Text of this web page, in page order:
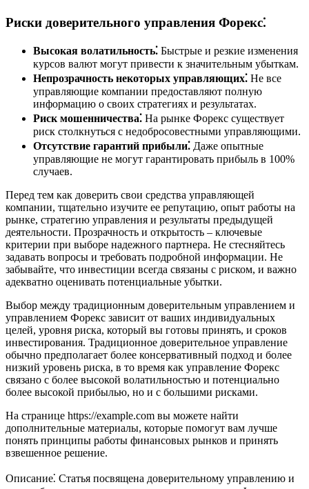
Риски доверительного управления Форекс⁚
Высокая волатильность⁚ Быстрые и резкие изменения
курсов валют могут привести к значительным убыткам.
Непрозрачность некоторых управляющих⁚ Не все
управляющие компании предоставляют полную
информацию о своих стратегиях и результатах.
Риск мошенничества⁚ На рынке Форекс существует
риск столкнуться с недобросовестными управляющими.
Отсутствие гарантий прибыли⁚ Даже опытные
управляющие не могут гарантировать прибыль в 100%
случаев.
Перед тем как доверить свои средства управляющей
компании, тщательно изучите ее репутацию, опыт работы на
рынке, стратегию управления и результаты предыдущей
деятельности. Прозрачность и открытость – ключевые
критерии при выборе надежного партнера. Не стесняйтесь
задавать вопросы и требовать подробной информации. Не
забывайте, что инвестиции всегда связаны с риском, и важно
адекватно оценивать потенциальные убытки.
Выбор между традиционным доверительным управлением и
управлением Форекс зависит от ваших индивидуальных
целей, уровня риска, который вы готовы принять, и сроков
инвестирования. Традиционное доверительное управление
обычно предполагает более консервативный подход и более
низкий уровень риска, в то время как управление Форекс
связано с более высокой волатильностью и потенциально
более высокой прибылью, но и с большими рисками.
На странице https://example.com вы можете найти
дополнительные материалы, которые помогут вам лучше
понять принципы работы финансовых рынков и принять
взвешенное решение.
Описание⁚ Статья посвящена доверительному управлению и